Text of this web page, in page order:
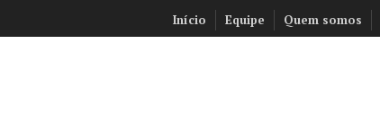
para
Início Equipe Quem somos